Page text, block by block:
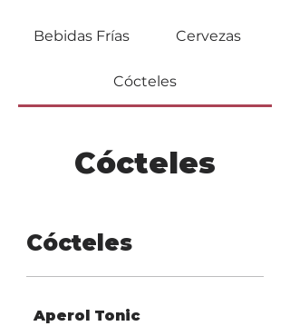
Bebidas Frías Cervezas
Cócteles
Cócteles
Cócteles
Aperol Tonic